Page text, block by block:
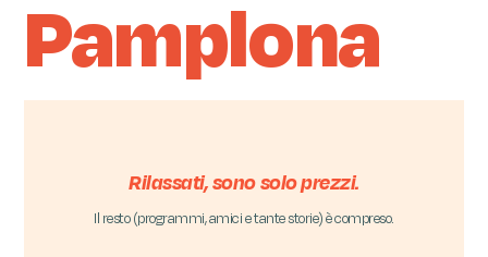
Pamplona
Rilassati, sono solo prezzi.
Il resto (programmi, amici e tante storie) è compreso.